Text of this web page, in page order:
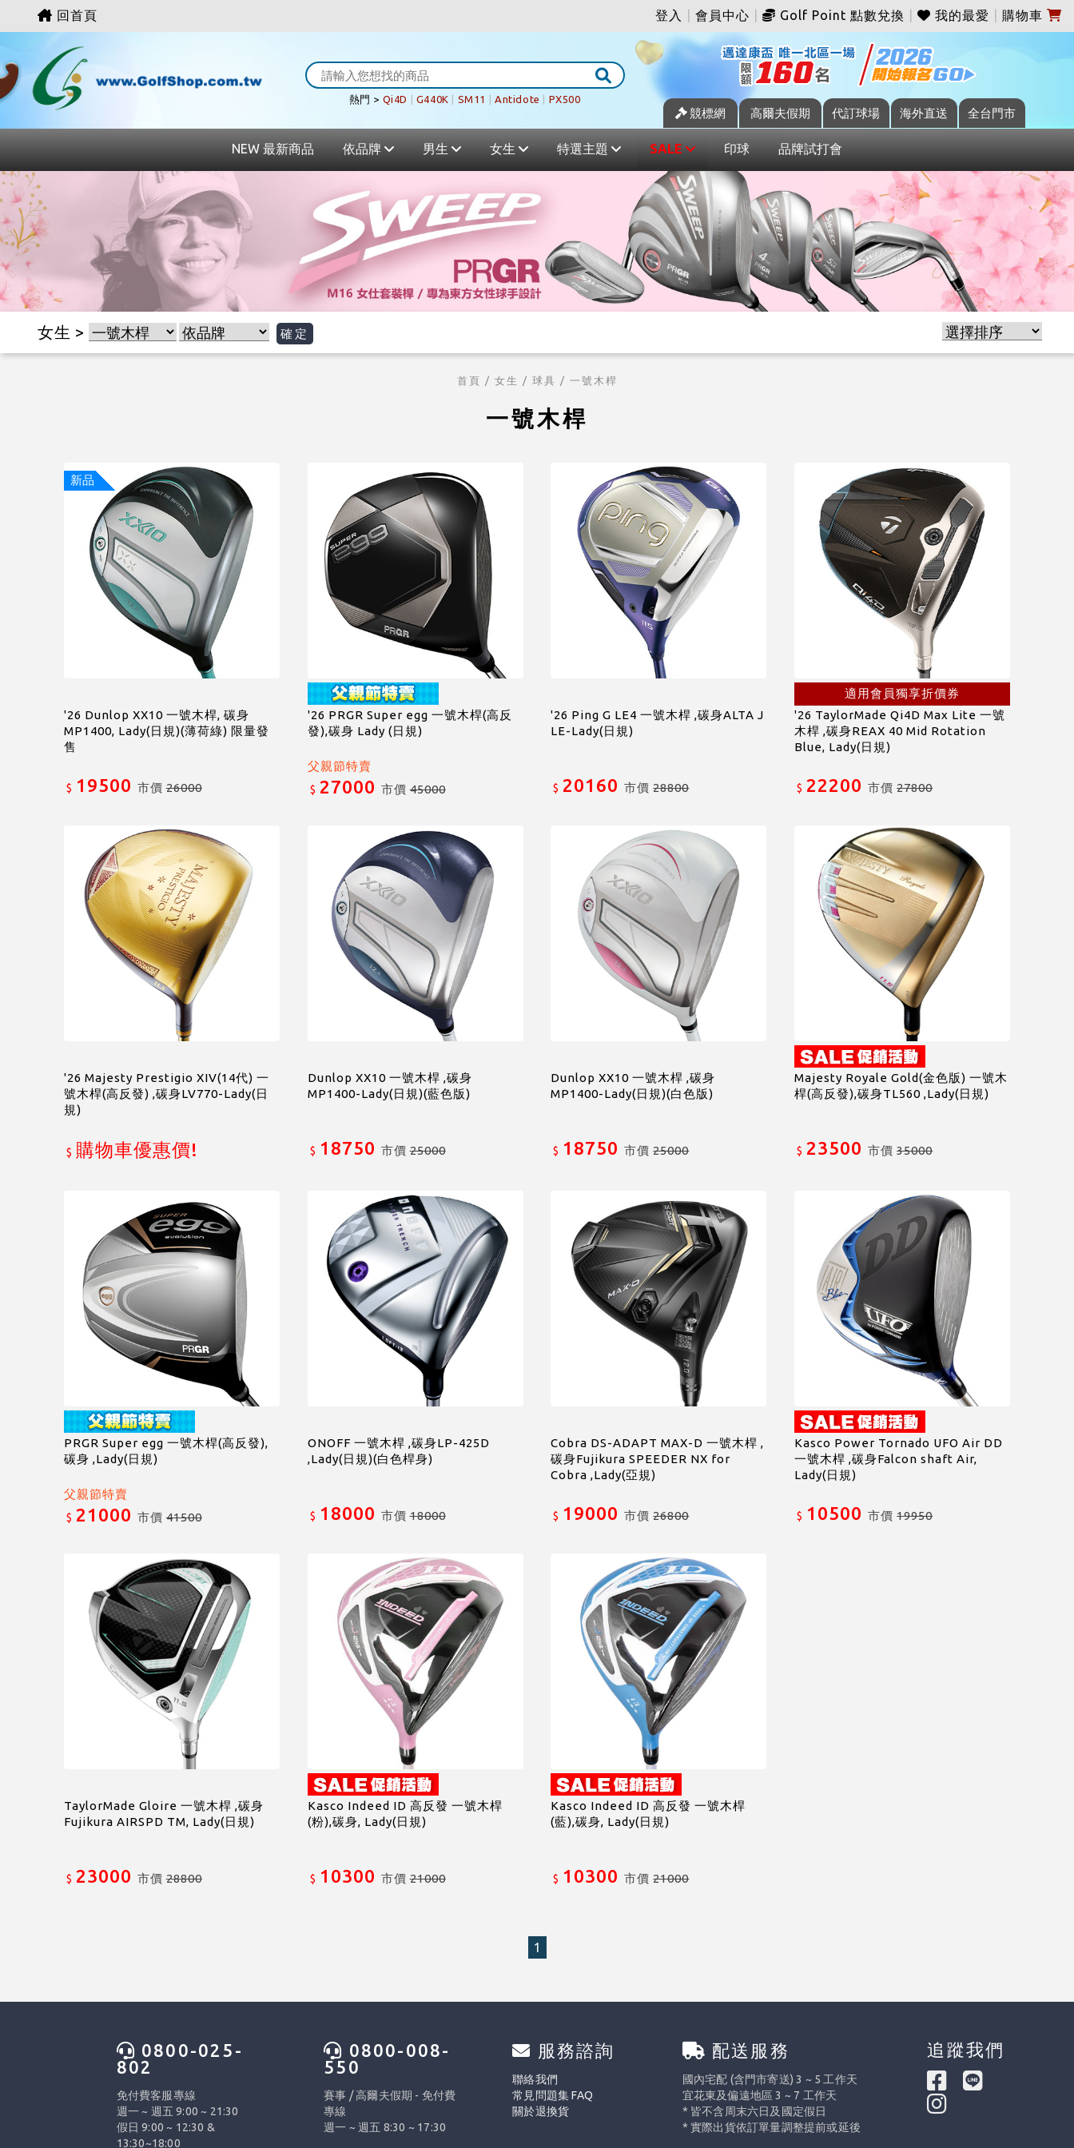
回首頁 登入 會員中心 Golf Point 點數兌換 我的最愛 購物車
熱門 > Qi4D G440K SM11 Antidote PX500
競標網 高爾夫假期 代訂球場 海外直送 全台門市
NEW 最新商品 依品牌 男生 女生 特選主題 SALE 印球 品牌試打會
女生 > 確定
首頁 / 女生 / 球具 / 一號木桿
一號木桿
新品
'26 Dunlop XX10 一號木桿, 碳身
MP1400, Lady(日規)(薄荷綠) 限量發
售
$ 19500 市價26000
'26 PRGR Super egg 一號木桿(高反
發),碳身 Lady (日規)
父親節特賣
$ 27000 市價45000
'26 Ping G LE4 一號木桿 ,碳身ALTA J
LE-Lady(日規)
$ 20160 市價28800
適用會員獨享折價券
'26 TaylorMade Qi4D Max Lite 一號
木桿 ,碳身REAX 40 Mid Rotation
Blue, Lady(日規)
$ 22200 市價27800
'26 Majesty Prestigio XIV(14代) 一
號木桿(高反發) ,碳身LV770-Lady(日
規)
$ 購物車優惠價!
Dunlop XX10 一號木桿 ,碳身
MP1400-Lady(日規)(藍色版)
$ 18750 市價25000
Dunlop XX10 一號木桿 ,碳身
MP1400-Lady(日規)(白色版)
$ 18750 市價25000
Majesty Royale Gold(金色版) 一號木
桿(高反發),碳身TL560 ,Lady(日規)
$ 23500 市價35000
PRGR Super egg 一號木桿(高反發),
碳身 ,Lady(日規)
父親節特賣
$ 21000 市價41500
ONOFF 一號木桿 ,碳身LP-425D
,Lady(日規)(白色桿身)
$ 18000 市價18000
Cobra DS-ADAPT MAX-D 一號木桿 ,
碳身Fujikura SPEEDER NX for
Cobra ,Lady(亞規)
$ 19000 市價26800
Kasco Power Tornado UFO Air DD
一號木桿 ,碳身Falcon shaft Air,
Lady(日規)
$ 10500 市價19950
TaylorMade Gloire 一號木桿 ,碳身
Fujikura AIRSPD TM, Lady(日規)
$ 23000 市價28800
Kasco Indeed ID 高反發 一號木桿
(粉),碳身, Lady(日規)
$ 10300 市價21000
Kasco Indeed ID 高反發 一號木桿
(藍),碳身, Lady(日規)
$ 10300 市價21000
1
0800-025-
802
免付費客服專線
週一 ~ 週五 9:00 ~ 21:30
假日 9:00 ~ 12:30 &
13:30~18:00
0800-008-
550
賽事 / 高爾夫假期 - 免付費
專線
週一 ~ 週五 8:30 ~ 17:30
服務諮詢
聯絡我們
常見問題集 FAQ
關於退換貨
配送服務
國內宅配 (含門市寄送) 3 ~ 5 工作天
宜花東及偏遠地區 3 ~ 7 工作天
* 皆不含周末六日及國定假日
* 實際出貨依訂單量調整提前或延後
追蹤我們